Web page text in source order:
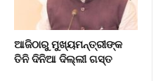
ଆଜିଠାରୁ ମୁଖ୍ୟମନ୍ତ୍ରୀଙ୍କ
ତିନି ଦିନିଆ ଦିଲ୍ଲୀ ଗସ୍ତ